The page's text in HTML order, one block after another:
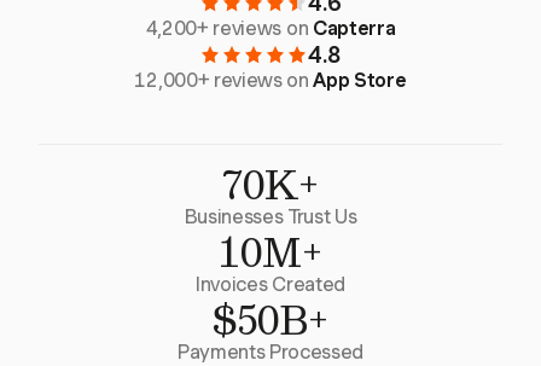
4,200+ reviews on Capterra
4.8
12,000+ reviews onApp Store
70K+
Businesses Trust Us
10M+
Invoices Created
$50B+
Payments Processed